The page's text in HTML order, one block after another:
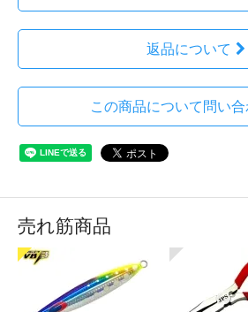
返品について
この商品について問い合
売れ筋商品